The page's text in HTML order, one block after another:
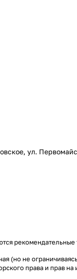
ул.
рекомендательные
(но не
права и прав